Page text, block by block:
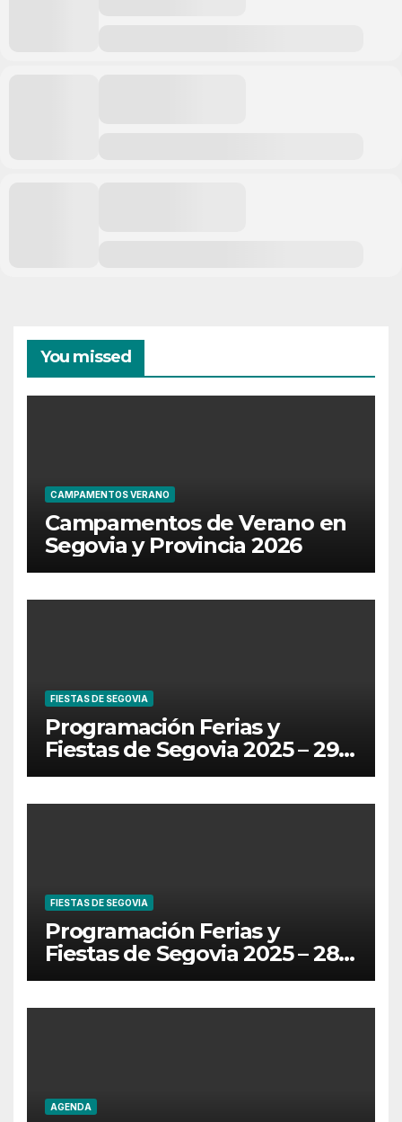
You missed
CAMPAMENTOS VERANO
Campamentos de Verano en
Segovia y Provincia 2026
FIESTAS DE SEGOVIA
Programación Ferias y
Fiestas de Segovia 2025 – 29
de Junio
FIESTAS DE SEGOVIA
Programación Ferias y
Fiestas de Segovia 2025 – 28
de Junio
AGENDA